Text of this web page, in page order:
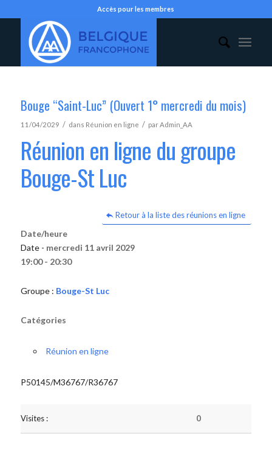
Accès pour les membres
Bouge “Saint-Luc” (Ouvert 1° mercredi du mois)
11/04/2029 / dans Réunion en ligne / parAdmin_AA
Réunion en ligne du groupe
Bouge-St Luc
Retour à la liste des réunions en ligne
Date/heure
Date - mercredi 11 avril 2029
19:00 - 20:30
Groupe : Bouge-St Luc
Catégories
Réunion en ligne
P50145/M36767/R36767
Visites : 0